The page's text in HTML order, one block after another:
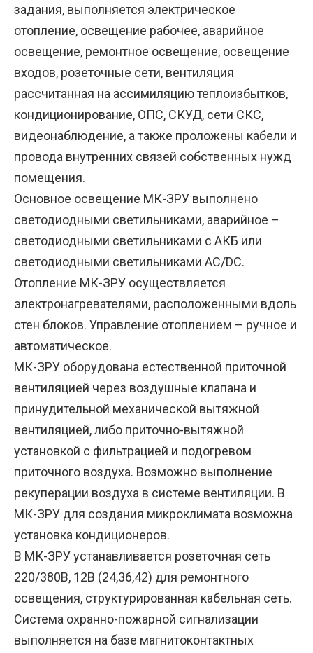
задания, выполняется электрическое
отопление, освещение рабочее, аварийное
освещение, ремонтное освещение, освещение
входов, розеточные сети, вентиляция
рассчитанная на ассимиляцию теплоизбытков,
кондиционирование, ОПС, СКУД, сети СКС,
видеонаблюдение, а также проложены кабели и
провода внутренних связей собственных нужд
помещения.
Основное освещение МК-ЗРУ выполнено
светодиодными светильниками, аварийное –
светодиодными светильниками с АКБ или
светодиодными светильниками AC/DC.
Отопление МК-ЗРУ осуществляется
электронагревателями, расположенными вдоль
стен блоков. Управление отоплением – ручное и
автоматическое.
МК-ЗРУ оборудована естественной приточной
вентиляцией через воздушные клапана и
принудительной механической вытяжной
вентиляцией, либо приточно-вытяжной
установкой с фильтрацией и подогревом
приточного воздуха. Возможно выполнение
рекуперации воздуха в системе вентиляции. В
МК-ЗРУ для создания микроклимата возможна
установка кондиционеров.
В МК-ЗРУ устанавливается розеточная сеть
220/380В, 12В (24,36,42) для ремонтного
освещения, структурированная кабельная сеть.
Система охранно-пожарной сигнализации
выполняется на базе магнитоконтактных